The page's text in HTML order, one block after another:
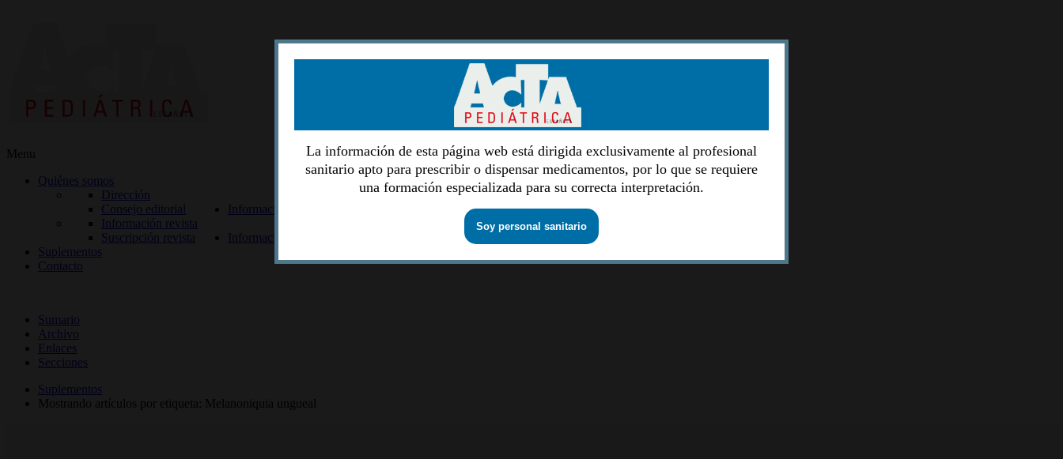
Menu
Quiénes somos
Dirección
Consejo editorial
Información lectores
Información revista
Suscripción revista
Información autores
Suplementos
Contacto
Sumario
Archivo
Enlaces
Secciones
Suplementos
Mostrando artículos por etiqueta: Melanoniquia ungueal
La información de esta página web está dirigida exclusivamente al profesional
sanitario apto para prescribir o dispensar medicamentos, por lo que se requiere
una formación especializada para su correcta interpretación.
Soy personal sanitario